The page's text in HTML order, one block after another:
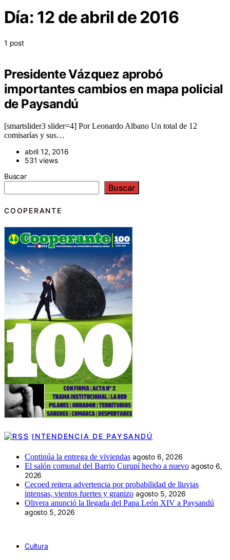
Día: 12 de abril de 2016
1 post
Presidente Vázquez aprobó
importantes cambios en mapa policial
de Paysandú
[smartslider3 slider=4] Por Leonardo Albano Un total de 12
comisarías y sus…
abril 12, 2016
531 views
Buscar
Buscar
COOPERANTE
INTENDENCIA DE PAYSANDÚ
Continúa la entrega de viviendas agosto 6, 2026
El salón comunal del Barrio Curupí hecho a nuevo agosto 6,
2026
Cecoed reitera advertencia por probabilidad de lluvias
intensas, vientos fuertes y granizo agosto 5, 2026
Olivera anunció la llegada del Papa León XIV a Paysandú
agosto 5, 2026
Cultura